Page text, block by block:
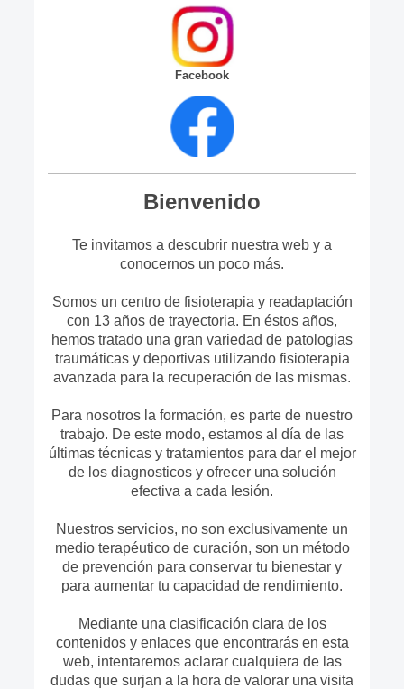
Facebook
Bienvenido
Te invitamos a descubrir nuestra web y a
conocernos un poco más.
Somos un centro de fisioterapia y readaptación
con 13 años de trayectoria. En éstos años,
hemos tratado una gran variedad de patologias
traumáticas y deportivas utilizando fisioterapia
avanzada para la recuperación de las mismas.
Para nosotros la formación, es parte de nuestro
trabajo. De este modo, estamos al día de las
últimas técnicas y tratamientos para dar el mejor
de los diagnosticos y ofrecer una solución
efectiva a cada lesión.
Nuestros servicios, no son exclusivamente un
medio terapéutico de curación, son un método
de prevención para conservar tu bienestar y
para aumentar tu capacidad de rendimiento.
Mediante una clasificación clara de los
contenidos y enlaces que encontrarás en esta
web, intentaremos aclarar cualquiera de las
dudas que surjan a la hora de valorar una visita